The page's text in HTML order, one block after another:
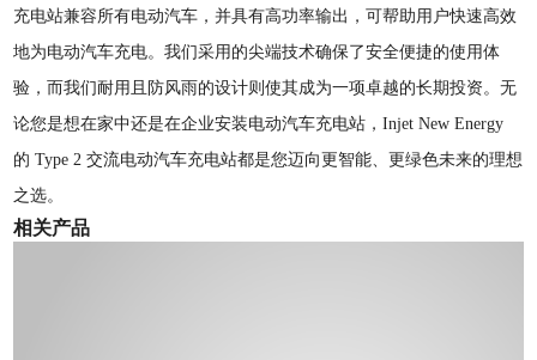
充电站兼容所有电动汽车，并具有高功率输出，可帮助用户快速高效
地为电动汽车充电。我们采用的尖端技术确保了安全便捷的使用体
验，而我们耐用且防风雨的设计则使其成为一项卓越的长期投资。无
论您是想在家中还是在企业安装电动汽车充电站，Injet New Energy
的 Type 2 交流电动汽车充电站都是您迈向更智能、更绿色未来的理想
之选。
相关产品